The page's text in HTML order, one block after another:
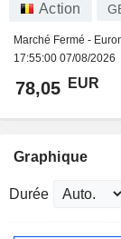
Action
Marché Fermé -
17:55:00 07/08/2026
78,05 EUR
Graphique
Durée